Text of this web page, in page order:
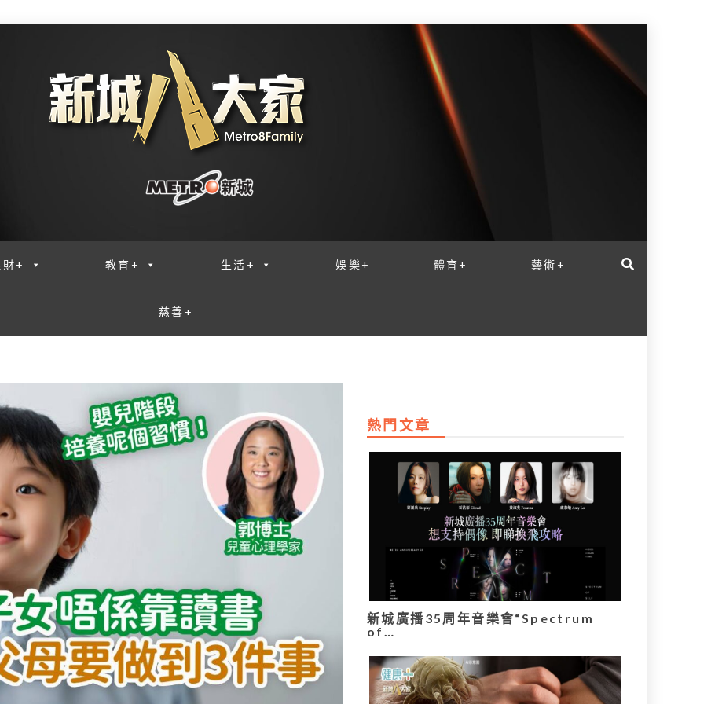
財+ 教育+ 生活+ 娛樂+ 體育+ 藝術+
慈善+
熱門文章
新城廣播35周年音樂會“Spectrum
of…